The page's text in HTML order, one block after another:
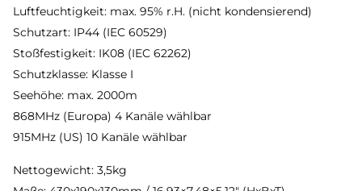
Luftfeuchtigkeit: max. 95% r.H. (nicht kondensierend)
Schutzart: IP44 (IEC 60529)
Stoßfestigkeit: IK08 (IEC 62262)
Schutzklasse: Klasse I
Seehöhe: max. 2000m
868MHz (Europa) 4 Kanäle wählbar
915MHz (US) 10 Kanäle wählbar
Nettogewicht: 3,5kg